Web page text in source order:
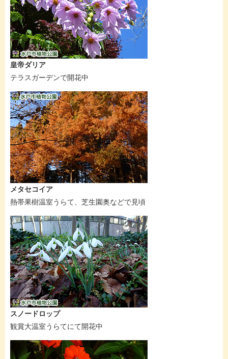
皇帝ダリア
テラスガーデンで開花中
メタセコイア
熱帯果樹温室うらて、芝生園奥などで見頃
スノードロップ
観賞大温室うらてにて開花中